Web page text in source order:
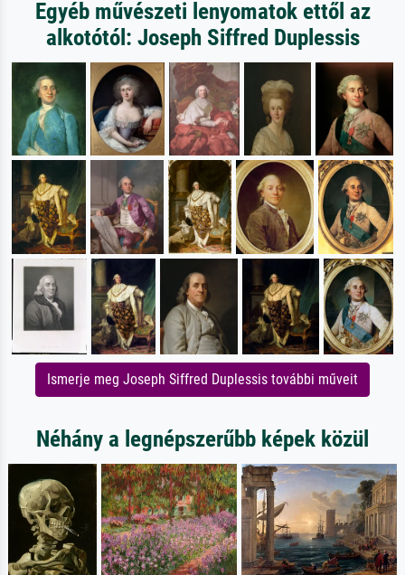
Egyéb művészeti lenyomatok ettől az
alkotótól: Joseph Siffred Duplessis
Ismerje meg Joseph Siffred Duplessis további műveit
Néhány a legnépszerűbb képek közül